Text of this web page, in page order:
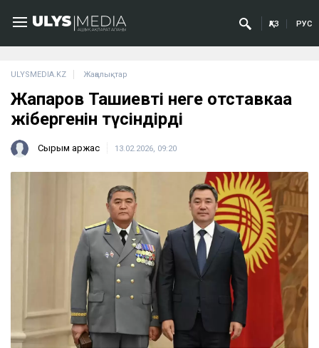
ҚАЗ РУС
ULYSMEDIA.KZ Жаңалықтар
Жапаров Ташиевті неге отставкаға
жібергенін түсіндірді
Сырым Қаржас 13.02.2026, 09:20